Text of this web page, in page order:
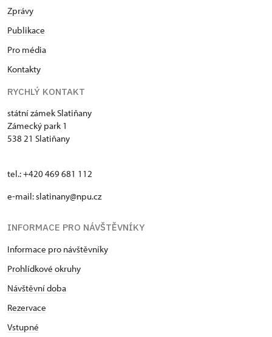
Zprávy
Publikace
Pro média
Kontakty
RYCHLÝ KONTAKT
státní zámek Slatiňany
Zámecký park 1
538 21 Slatiňany
tel.: +420 469 681 112
e-mail: slatinany@npu.cz
INFORMACE PRO NÁVŠTĚVNÍKY
Informace pro návštěvníky
Prohlídkové okruhy
Návštěvní doba
Rezervace
Vstupné